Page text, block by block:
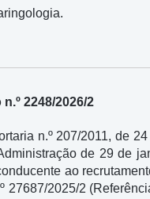
2248/2026/2
n.º 207/2011, de
de 29 de
ao
2025/2